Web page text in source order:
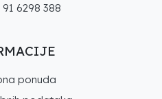
ponuda
6298 388